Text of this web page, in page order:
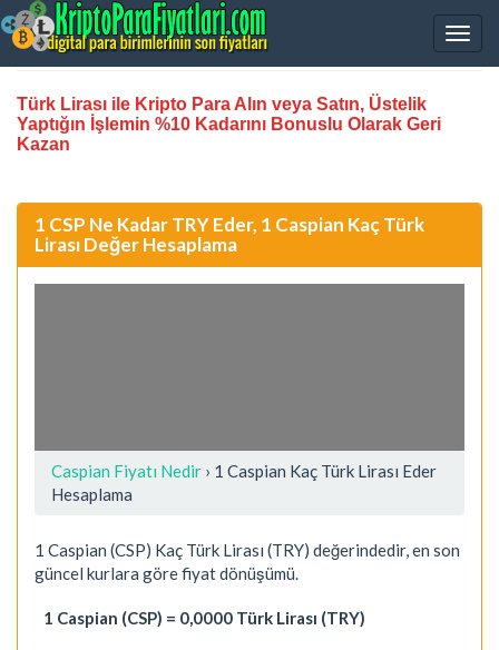
Türk Lirası ile Kripto Para Alın veya Satın, Üstelik
Yaptığın İşlemin %10 Kadarını Bonuslu Olarak Geri
Kazan
1 CSP Ne Kadar TRY Eder, 1 Caspian Kaç Türk
Lirası Değer Hesaplama
Caspian Fiyatı Nedir › 1 Caspian Kaç Türk Lirası Eder
Hesaplama
1 Caspian (CSP) Kaç Türk Lirası (TRY) değerindedir, en son
güncel kurlara göre fiyat dönüşümü.
1 Caspian (CSP) = 0,0000 Türk Lirası (TRY)